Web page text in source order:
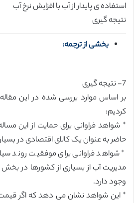
استفاده ی پایدار از آب با افزایش نرخ آب
نتیجه گیری
بخشی از ترجمه:
7- نتیجه گیری
بر اساس موارد بررسی شده در این
کردیم:
* شواهد فراوانی برای حمایت از این
حاضر به عنوان یک کالای اقتصادی در
* شواهد فراوانی برای موفقیت روند
مدیریت آب از بسیاری از کشورها در
وجود دارد.
* این شواهد نشان می دهد که اگر قیمت